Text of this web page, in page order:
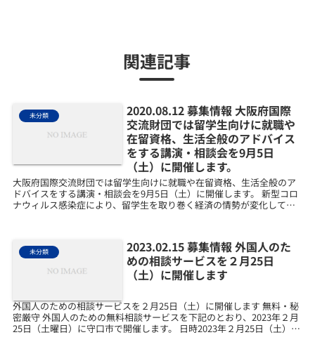
関連記事
未分類
2020.08.12 募集情報 大阪府国際
交流財団では留学生向けに就職や
在留資格、生活全般のアドバイス
をする講演・相談会を9月5日
（土）に開催します。
大阪府国際交流財団では留学生向けに就職や在留資格、生活全般のア
ドバイスをする講演・相談会を9月5日（土）に開催します。 新型コロ
ナウィルス感染症により、留学生を取り巻く経済の情勢が変化してい
未分類
2023.02.15 募集情報 外国人のた
めの相談サービスを２月25日
（土）に開催します
外国人のための相談サービスを２月25日（土）に開催します 無料・秘
密厳守 外国人のための無料相談サービスを下記のとおり、2023年２月
25日（土曜日）に守口市で開催します。 日時2023年２月25日（土）